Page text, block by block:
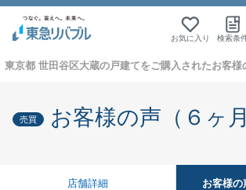
お気に入り 検索条
東京都 世田谷区大蔵の戸建てをご購入されたお客様
売買 お客様の声（６ヶ
店舗詳細 お客様の